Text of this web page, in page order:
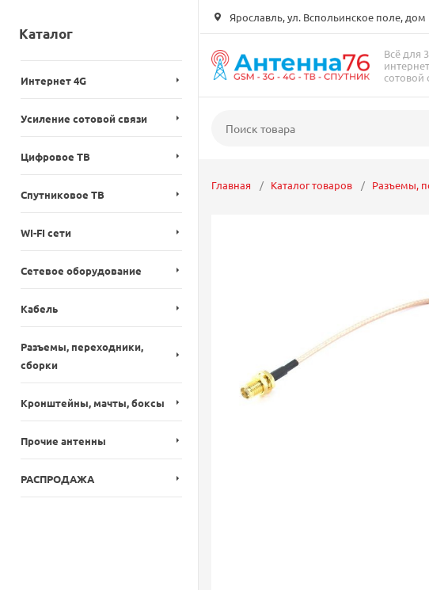
Ярославль, ул. Вспольинское поле, дом
Всё для
сотовой
Каталог
Интернет 4G
Усиление сотовой связи
Цифровое ТВ
Спутниковое ТВ
WI-FI сети
Сетевое оборудование
Кабель
Разъемы, переходники,
сборки
Кронштейны, мачты, боксы
Прочие антенны
РАСПРОДАЖА
Главная Каталог товаров Разъемы,